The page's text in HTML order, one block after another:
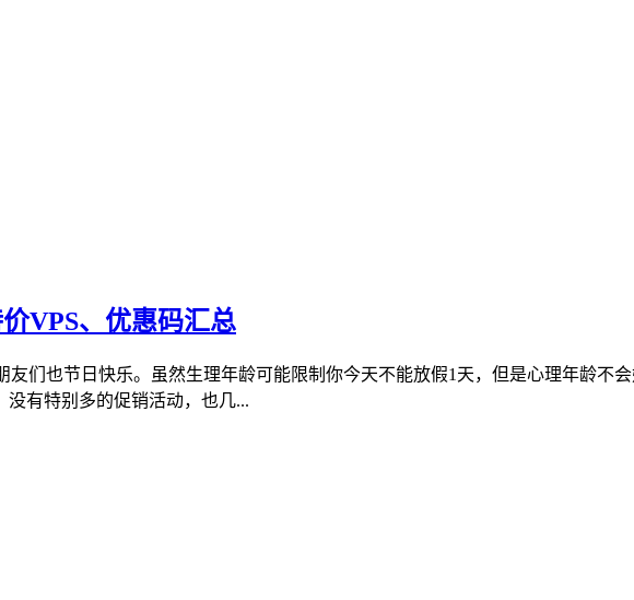
VPS、优惠码汇总
们也节日快乐。虽然生理年龄可能限制你今天不能放假1天，但是心理年龄不
有特别多的促销活动，也几...